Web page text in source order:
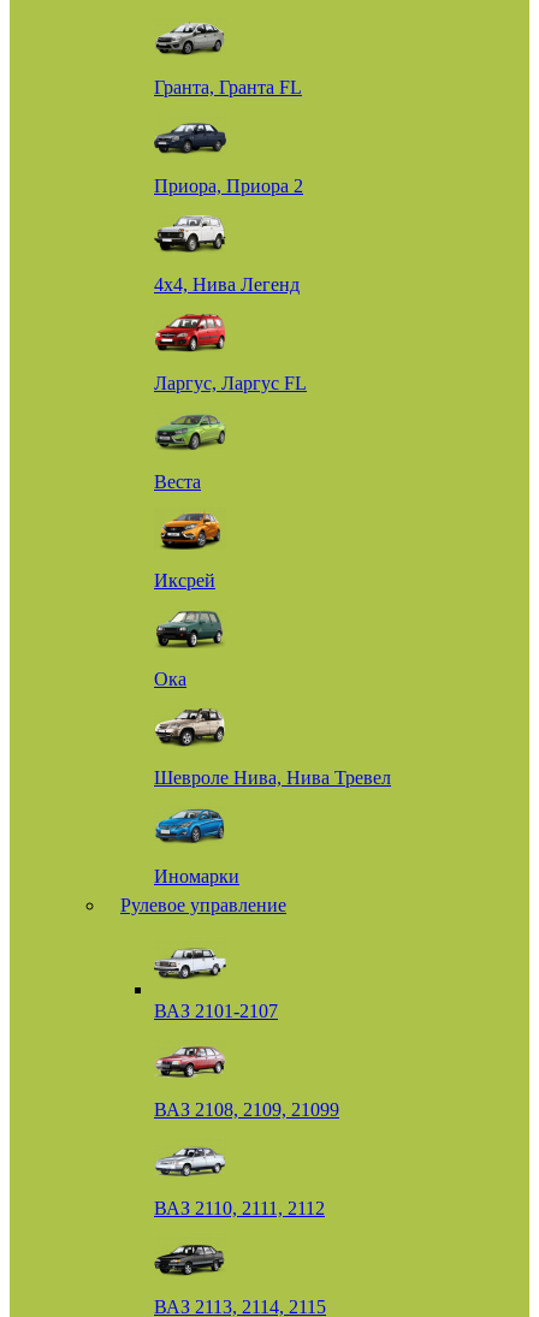
Гранта, Гранта FL
Приора, Приора 2
4х4, Нива Легенд
Ларгус, Ларгус FL
Веста
Иксрей
Ока
Шевроле Нива, Нива Тревел
Иномарки
Рулевое управление
ВАЗ 2101-2107
ВАЗ 2108, 2109, 21099
ВАЗ 2110, 2111, 2112
ВАЗ 2113, 2114, 2115